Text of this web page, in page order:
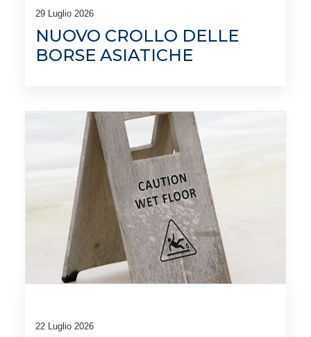
29 Luglio 2026
NUOVO CROLLO DELLE
BORSE ASIATICHE
22 Luglio 2026